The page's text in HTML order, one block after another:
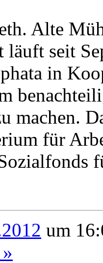
Alte
läuft seit
in
machen.
für
um